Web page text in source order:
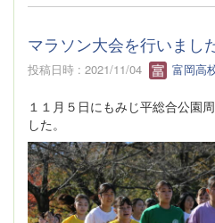
マラソン大会を行いまし
投稿日時 : 2021/11/04 富岡高
１１月５日にもみじ平総合公園
した。